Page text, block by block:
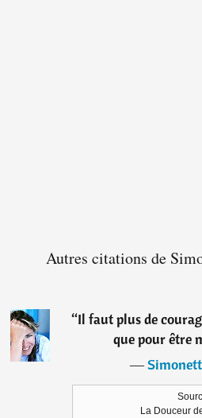
Autres citations de
“Il faut plus de
que pour être
―
La Douceur